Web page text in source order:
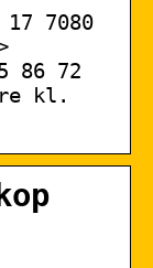
7080
86 72
kl.